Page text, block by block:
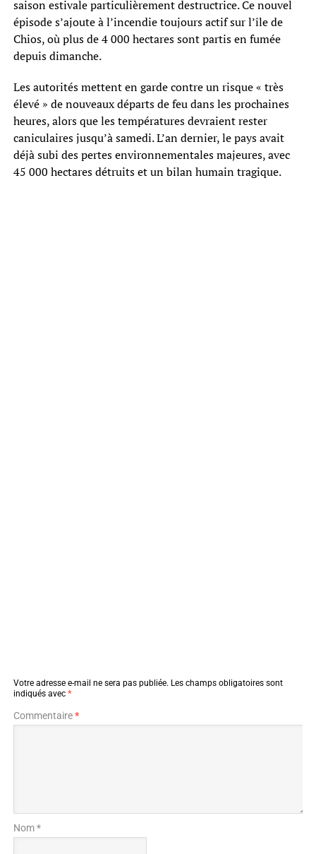
saison estivale particulièrement destructrice. Ce nouvel
épisode s’ajoute à l’incendie toujours actif sur l’île de
Chios, où plus de 4 000 hectares sont partis en fumée
depuis dimanche.
Les autorités mettent en garde contre un risque « très
élevé » de nouveaux départs de feu dans les prochaines
heures, alors que les températures devraient rester
caniculaires jusqu’à samedi. L’an dernier, le pays avait
déjà subi des pertes environnementales majeures, avec
45 000 hectares détruits et un bilan humain tragique.
Votre adresse e-mail ne sera pas publiée. Les champs obligatoires sont
indiqués avec *
Commentaire*
Nom *